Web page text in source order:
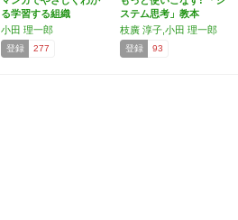
る学習する組織
小田 理一郎
登録 277
ステム思考」教本
枝廣 淳子,小田 理一郎
登録 93